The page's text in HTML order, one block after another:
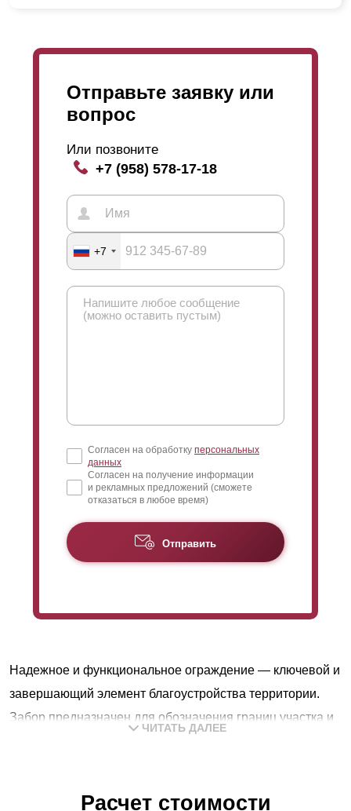
Отправьте заявку или
вопрос
Или позвоните
+7 (958) 578-17-18
+7
Согласен на обработку персональных
данных
Согласен на получение информации
и рекламных предложений (сможете
отказаться в любое время)
Отправить
Надежное и функциональное ограждение — ключевой и
завершающий элемент благоустройства территории.
Забор предназначен для обозначения границ участка и
ЧИТАТЬ ДАЛЕЕ
Расчет стоимости